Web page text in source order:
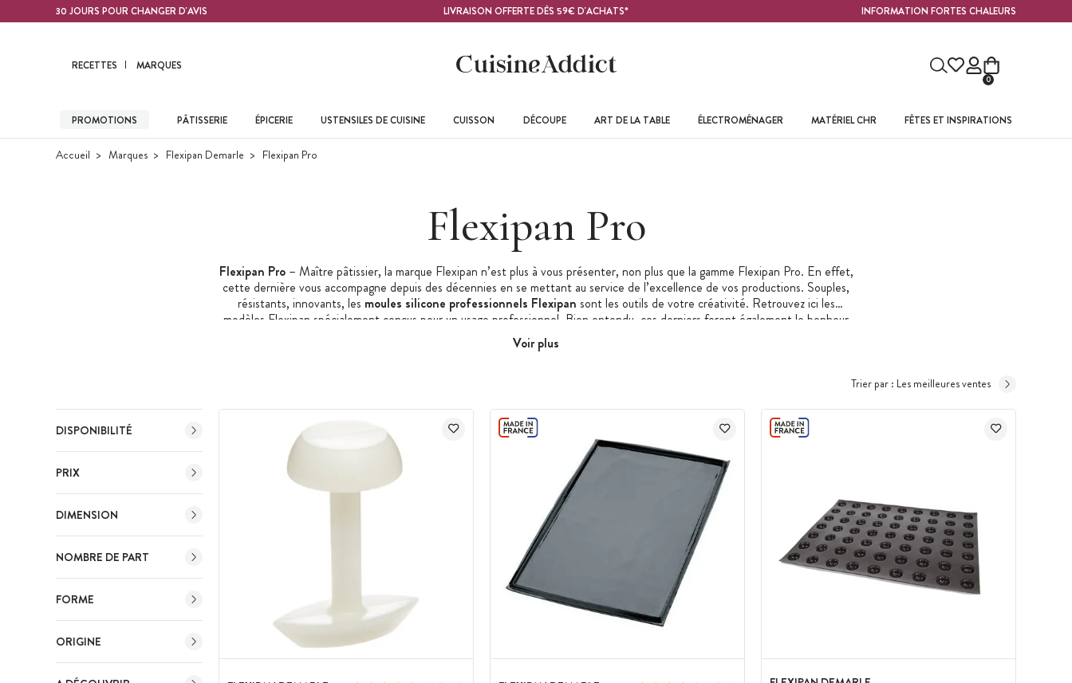
Contenu principal30 JOURS POUR CHANGER D'AVIS LIVRAISON OFFERTE DÈS 59€ D'ACHATS* INFORMATION FORTES CHALEURS
RECETTES MARQUES
0
PROMOTIONS PÂTISSERIE ÉPICERIE USTENSILES DE CUISINE CUISSON DÉCOUPE ART DE LA TABLE ÉLECTROMÉNAGER MATÉRIEL CHR FÊTES ET INSPIRATIONS
Accueil Marques Flexipan Demarle Flexipan Pro
Flexipan Pro
Flexipan Pro– Maître pâtissier, la marque Flexipan n’est plus à vous présenter, non plus que la gamme Flexipan Pro. En effet,
cette dernière vous accompagne depuis des décennies en se mettant au service de l’excellence de vos productions. Souples,
résistants, innovants, les moules silicone professionnels Flexipan sont les outils de votre créativité. Retrouvez ici les
modèles Flexipan spécialement conçus pour un usage professionnel. Bien entendu, ces derniers feront également le bonheur
des amateurs passionnés !
Voir plus
Trier par : Les meilleures ventes
DISPONIBILITÉ
PRIX
DIMENSION
NOMBRE DE PART
FORME
ORIGINE